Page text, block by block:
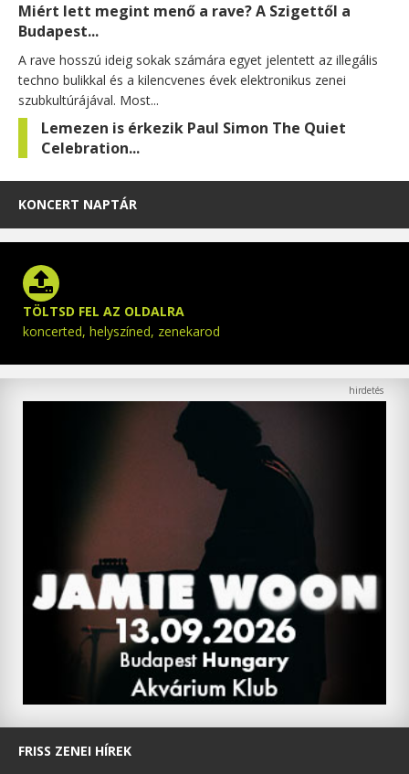
Miért lett megint menő a rave? A Szigettől a
Budapest...
A rave hosszú ideig sokak számára egyet jelentett az illegális
techno bulikkal és a kilencvenes évek elektronikus zenei
szubkultúrájával. Most...
Lemezen is érkezik Paul Simon The Quiet
Celebration...
KONCERT NAPTÁR
TÖLTSD FEL AZ OLDALRA
koncerted, helyszíned, zenekarod
FRISS ZENEI HÍREK